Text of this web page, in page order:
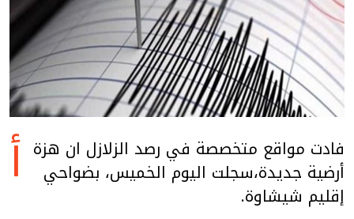
أ فادت مواقع متخصصة في رصد الزلازل ان هزة
أرضية جديدة،سجلت اليوم الخميس، بضواحي
إقليم شيشاوة.